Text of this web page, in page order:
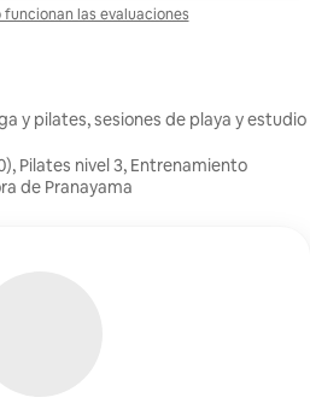
las evaluaciones
y pilates, sesiones de playa y estudio
Pilates nivel 3, Entrenamiento
de Pranayama